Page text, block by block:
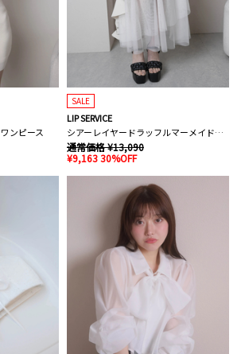
ンピース
SALE
LIP SERVICE
シアーレイヤードラッフルマーメイドスカート
通常価格 ¥13,090
¥9,163 30%OFF